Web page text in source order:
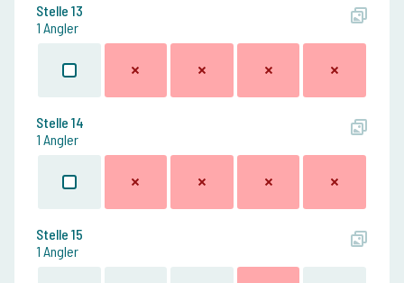
Stelle 13
1 Angler
Stelle 14
1 Angler
Stelle 15
1 Angler